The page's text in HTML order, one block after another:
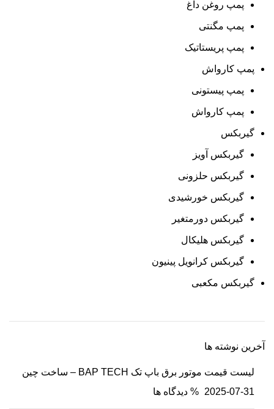
پمپ روغن داغ
پمپ مگنتی
پمپ پریستاتیک
پمپ کارواش
پمپ پیستونی
پمپ کارواش
گیربکس
گیربکس آویز
گیربکس حلزونی
گیربکس خورشیدی
گیربکس دورمتغیر
گیربکس هلیکال
گیربکس کرانویل پینیون
گیربکس مکعبی
آخرین نوشته ها
لیست قیمت موتور برق باپ تک BAP TECH – ساخت چین
2025-07-31 % دیدگاه ها